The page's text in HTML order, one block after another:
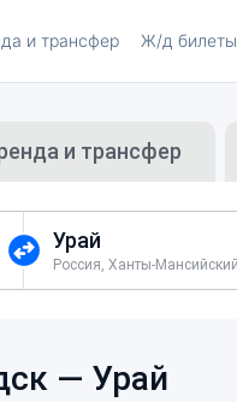
и трансфер Ж/д билеты
и трансфер
— Урай